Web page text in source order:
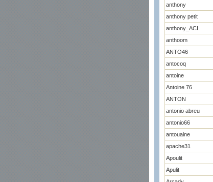
anthony
anthony petit
anthony_ACI
anthoom
ANTO46
antocoq
antoine
Antoine 76
ANTON
antonio abreu
antonio66
antouaine
apache31
Apoulit
Apulit